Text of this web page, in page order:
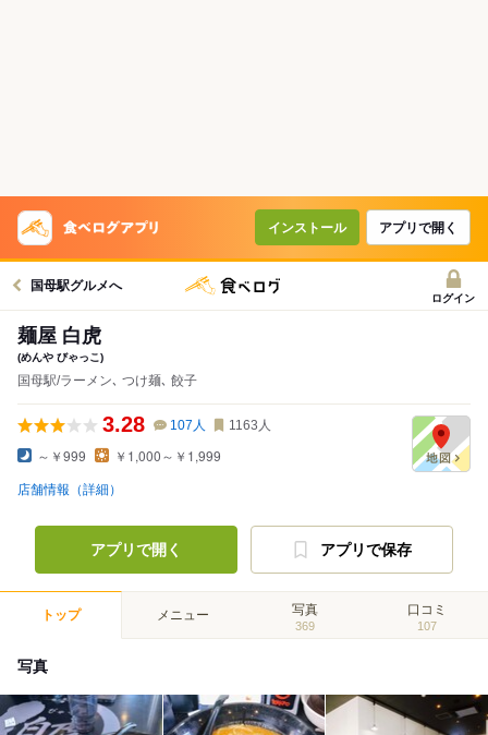
インストール アプリで開く
国母駅グルメへ
ログイン
麺屋 白虎
(めんや びゃっこ)
国母駅/ラーメン､ つけ麺､ 餃子
3.28 107 人 1163 人
～￥999 ￥1,000～￥1,999
店舗情報（詳細）
アプリで開く アプリで保存
トップ メニュー 写真
369
口コミ
107
写真